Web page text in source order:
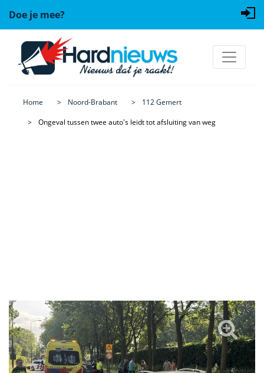
Doe je mee?
Home Noord-Brabant
112 Gemert
Ongeval tussen twee auto's leidt tot afsluiting van weg